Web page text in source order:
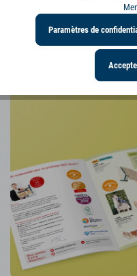
Ce produit est
Des avis et des
propos de l'article
Paramètres de